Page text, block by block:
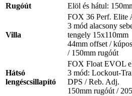
Rugóút
Elöl és hátul:
Villa
FOX 36 Perf. Elite
3 mód alacsony
tengely 15x110mm
44mm offset /
/ 150mm rugóút
Hátsó
lengéscsillapító
FOX Float EVOL
3 mód: Lockout-
DPS / Reb. Adj.
150mm rugóút /